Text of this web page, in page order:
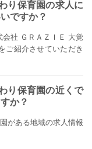
り保育園の求人に
ですか？
社 ＧＲＡＺＩＥ 大覚
ご紹介させていただき
り保育園の近くで
か？
がある地域の求人情報